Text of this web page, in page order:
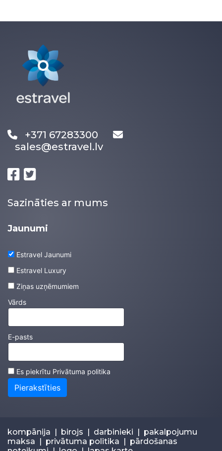
+371 67283300
sales@estravel.lv
Sazināties ar mums
Jaunumi
Estravel Jaunumi
Estravel Luxury
Ziņas uzņēmumiem
Vārds
E-pasts
Es piekrītu Privātuma politika
Pierakstīties
kompānija | birojs | darbinieki | pakalpojumu
maksa | privātuma politika | pārdošanas